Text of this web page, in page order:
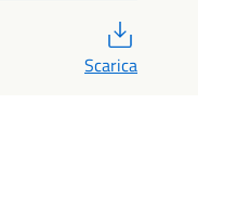
Scarica